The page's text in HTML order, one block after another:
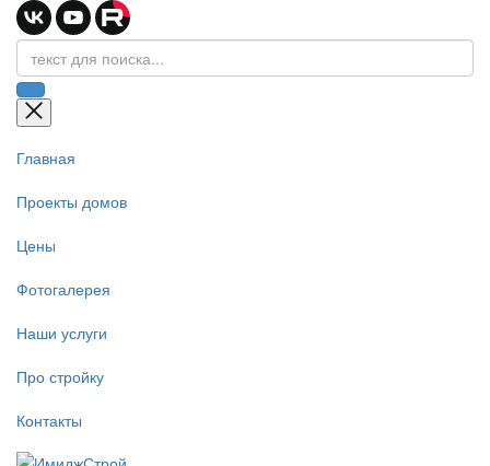
Главная
Проекты домов
Цены
Фотогалерея
Наши услуги
Про стройку
Контакты